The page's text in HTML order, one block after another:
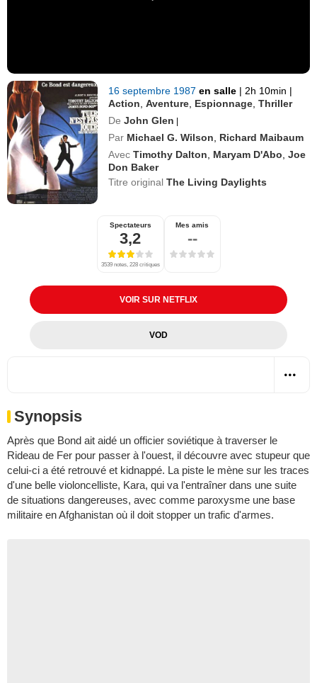
16 septembre 1987en salle | 2h 10min |
Action ,Aventure Espionnage ,Thriller
De John Glen |
Par Michael G. Wilson
Richard Maibaum
Avec Timothy Dalton Maryam D'Abo ,Joe
Don Baker
Titre originalThe Living Daylights
Spectateurs
3,2
3539 notes, 228 critiques
Mes amis
--
VOIR SUR NETFLIX
VOD
Synopsis
Après que Bond ait aidé un officier soviétique à traverser le
Rideau de Fer pour passer à l'ouest, il découvre avec stupeur que
celui-ci a été retrouvé et kidnappé. La piste le mène sur les traces
d'une belle violoncelliste, Kara, qui va l'entraîner dans une suite
de situations dangereuses, avec comme paroxysme une base
militaire en Afghanistan où il doit stopper un trafic d'armes.